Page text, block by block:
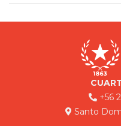
+56
Santo